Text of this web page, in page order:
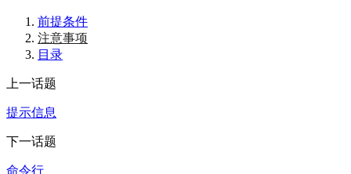
前提条件
注意事项
目录
上一话题
提示信息
下一话题
命令行